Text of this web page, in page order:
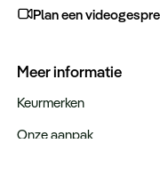
Maleisië
Plan een
Meer informatie
Keurmerken
Onze aanpak